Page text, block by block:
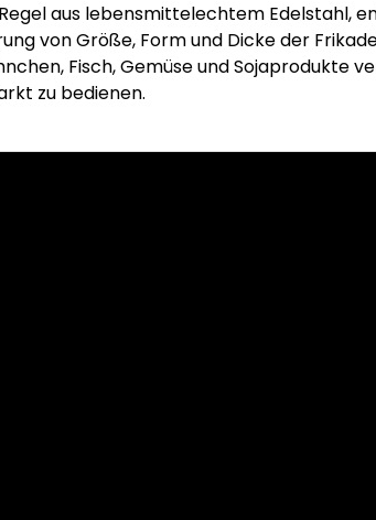
aus lebensmittelechtem Edelstahl,
von Größe, Form und Dicke der
Fisch, Gemüse und Sojaprodukte
zu bedienen.